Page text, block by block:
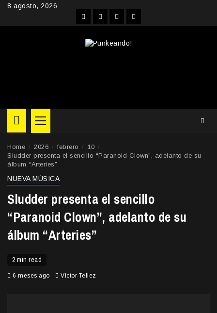
Skip8 agosto, 2026
FacebookInstagram
YouTubeTwitter
Primary
Menu
Home 2026 febrero
10
Sludder presenta el sencillo “Paranoid Clown”, adelanto de su
álbum “Arteries”
NUEVA MÚSICA
Sludder presenta el sencillo
“Paranoid Clown”, adelanto de su
álbum “Arteries”
2 min read
6 meses ago Victor Tellez